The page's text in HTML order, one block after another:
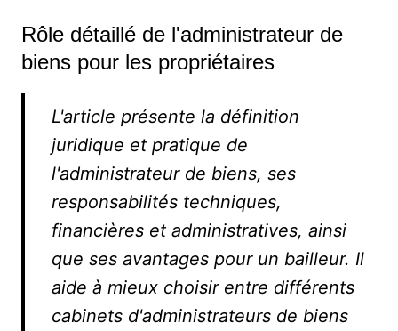
Rôle détaillé de l'administrateur de
biens pour les propriétaires
L'article présente la définition
juridique et pratique de
l'administrateur de biens, ses
responsabilités techniques,
financières et administratives, ainsi
que ses avantages pour un bailleur. Il
aide à mieux choisir entre différents
cabinets d'administrateurs de biens